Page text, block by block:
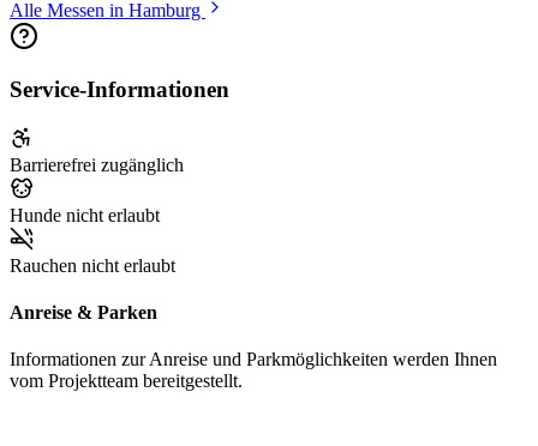
Alle Messen in Hamburg
Service-Informationen
Barrierefrei zugänglich
Hunde nicht erlaubt
Rauchen nicht erlaubt
Anreise & Parken
Informationen zur Anreise und Parkmöglichkeiten werden Ihnen
vom Projektteam bereitgestellt.